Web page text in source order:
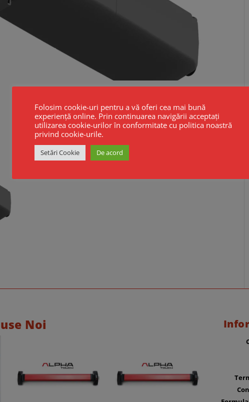
Noi
Folosim cookie-uri pentru a vă oferi cea mai bună
experiență online. Prin continuarea navigării acceptați
utilizarea cookie-urilor în conformitate cu politica noastră
privind cookie-urile.
Setări Cookie De acord